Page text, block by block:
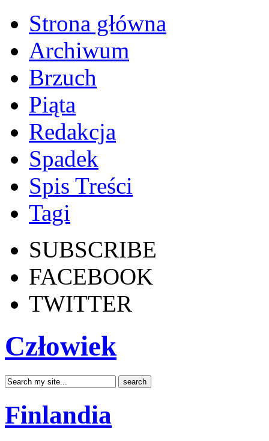
Strona główna
Archiwum
Brzuch
Piąta
Redakcja
Spadek
Spis Treści
Tagi
SUBSCRIBE
FACEBOOK
TWITTER
Człowiek
Finlandia